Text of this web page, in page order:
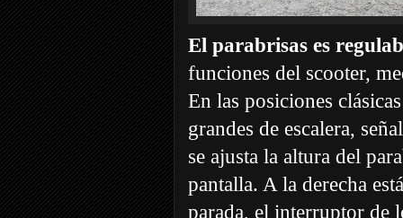
El parabrisas es
funciones del scooter,
En las posiciones
grandes de escalera,
se ajusta la altura del
pantalla. A la derecha
parada, el interruptor de